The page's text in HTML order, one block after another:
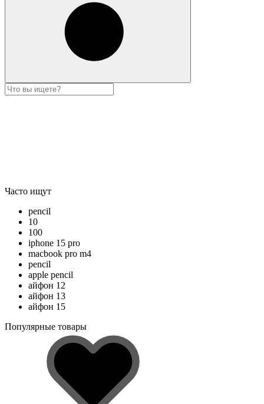
Часто ищут
pencil
10
100
iphone 15 pro
macbook pro m4
pencil
apple pencil
айфон 12
айфон 13
айфон 15
Популярные товары